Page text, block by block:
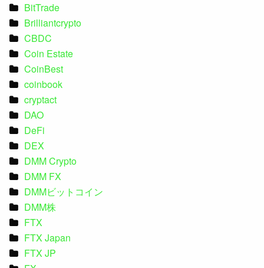
BitTrade
Brilliantcrypto
CBDC
Coin Estate
CoinBest
coinbook
cryptact
DAO
DeFi
DEX
DMM Crypto
DMM FX
DMMビットコイン
DMM株
FTX
FTX Japan
FTX JP